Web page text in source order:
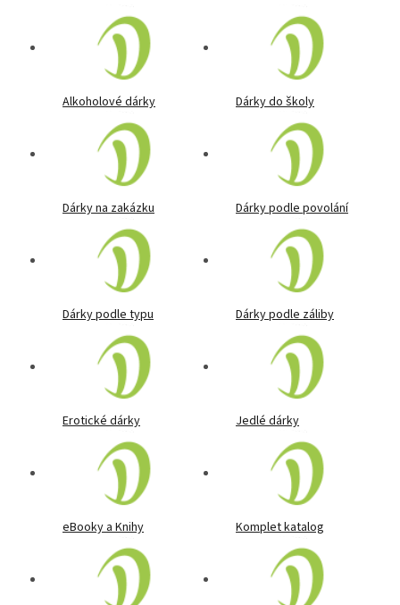
Alkoholové dárky Dárky do školy
Dárky na zakázku Dárky podle povolání
Dárky podle typu Dárky podle záliby
Erotické dárky Jedlé dárky
eBooky a Knihy Komplet katalog